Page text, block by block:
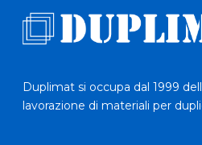
Duplimat si occupa dal 1999
lavorazione di materiali per